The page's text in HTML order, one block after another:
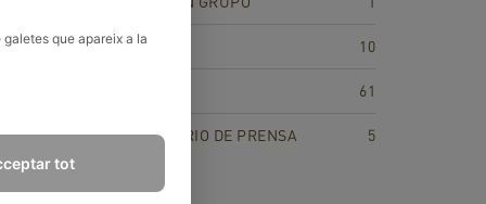
los
a
NUTRICIÓN 10
61
RECOPILATORIO DE PRENSA 5
que apareix a la
tot